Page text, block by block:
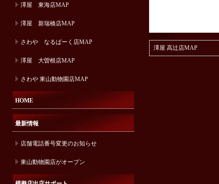
2013/05/17
澤屋 高辻店MAP
澤屋 東海店MAP
澤屋 新瑞橋店MAP
さわや なるぱーく店MAP
澤屋 大曽根店MAP
さわや 東山動物園店MAP
HOME
最新情報
店舗電話番号変更のお知らせ
東山動物園店がオープン